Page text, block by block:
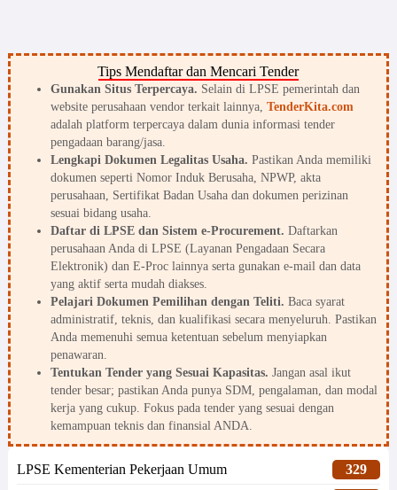
Tips Mendaftar dan Mencari Tender
Gunakan Situs Terpercaya. Selain di LPSE pemerintah dan
website perusahaan vendor terkait lainnya, TenderKita.com
adalah platform terpercaya dalam dunia informasi tender
pengadaan barang/jasa.
Lengkapi Dokumen Legalitas Usaha. Pastikan Anda memiliki
dokumen seperti Nomor Induk Berusaha, NPWP, akta
perusahaan, Sertifikat Badan Usaha dan dokumen perizinan
sesuai bidang usaha.
Daftar di LPSE dan Sistem e-Procurement. Daftarkan
perusahaan Anda di LPSE (Layanan Pengadaan Secara
Elektronik) dan E-Proc lainnya serta gunakan e-mail dan data
yang aktif serta mudah diakses.
Pelajari Dokumen Pemilihan dengan Teliti. Baca syarat
administratif, teknis, dan kualifikasi secara menyeluruh. Pastikan
Anda memenuhi semua ketentuan sebelum menyiapkan
penawaran.
Tentukan Tender yang Sesuai Kapasitas. Jangan asal ikut
tender besar; pastikan Anda punya SDM, pengalaman, dan modal
kerja yang cukup. Fokus pada tender yang sesuai dengan
kemampuan teknis dan finansial ANDA.
LPSE Kementerian Pekerjaan Umum
329